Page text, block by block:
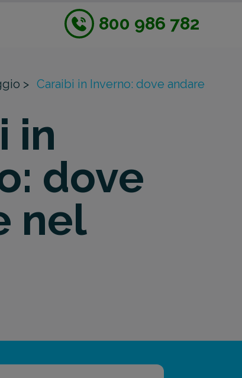
800 986 782
> Caraibi in Inverno: dove andare
in
dove
nel